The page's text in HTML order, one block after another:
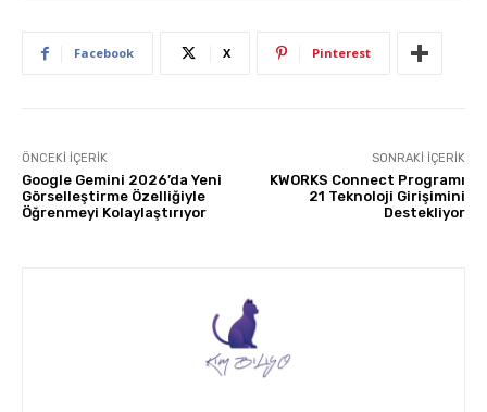
Facebook X Pinterest
ÖNCEKI İÇERIK
Google Gemini 2026’da Yeni
Görselleştirme Özelliğiyle
Öğrenmeyi Kolaylaştırıyor
SONRAKI İÇERIK
KWORKS Connect Programı
21 Teknoloji Girişimini
Destekliyor